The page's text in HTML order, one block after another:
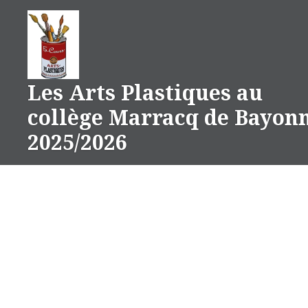
Les Arts Plastiques au
collège Marracq de
2025/2026